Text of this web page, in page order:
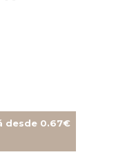
desde 0.67€